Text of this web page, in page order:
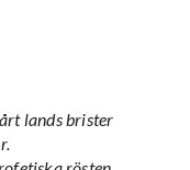
lands brister